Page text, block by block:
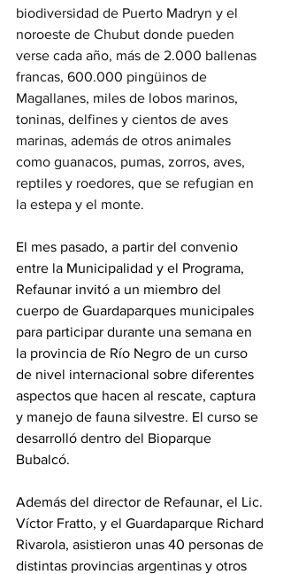
biodiversidad de Puerto Madryn y el
noroeste de Chubut donde pueden
verse cada año, más de 2.000 ballenas
francas, 600.000 pingüinos de
Magallanes, miles de lobos marinos,
toninas, delfines y cientos de aves
marinas, además de otros animales
como guanacos, pumas, zorros, aves,
reptiles y roedores, que se refugian en
la estepa y el monte.
El mes pasado, a partir del convenio
entre la Municipalidad y el Programa,
Refaunar invitó a un miembro del
cuerpo de Guardaparques municipales
para participar durante una semana en
la provincia de Río Negro de un curso
de nivel internacional sobre diferentes
aspectos que hacen al rescate, captura
y manejo de fauna silvestre. El curso se
desarrolló dentro del Bioparque
Bubalcó.
Además del director de Refaunar, el Lic.
Víctor Fratto, y el Guardaparque Richard
Rivarola, asistieron unas 40 personas de
distintas provincias argentinas y otros